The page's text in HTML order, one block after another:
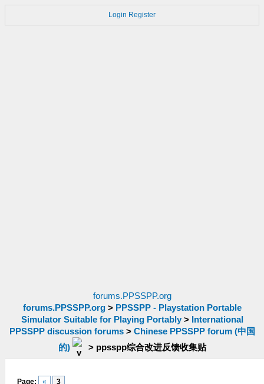
Login Register
forums.PPSSPP.org
forums.PPSSPP.org> PPSSPP - Playstation Portable
Simulator Suitable for Playing Portably> International
PPSSPP discussion forums> Chinese PPSSPP forum (中国
的)
> ppsspp综合改进反馈收集贴
Page: « 3